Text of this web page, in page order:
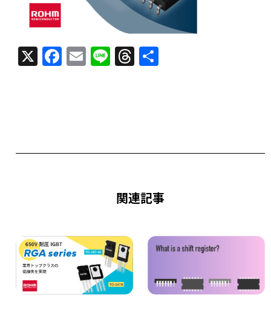
X F
a
o
E
m
Li
n
T
h
s
関連記事